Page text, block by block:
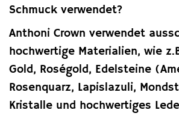
Schmuck verwendet?
Anthoni Crown verwendet
hochwertige Materialien, wie
Gold, Roségold, Edelsteine
Rosenquarz, Lapislazuli,
Kristalle und hochwertiges